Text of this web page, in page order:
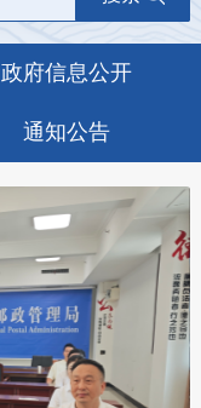
政府信息公开
通知公告